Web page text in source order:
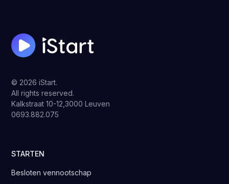
STARTEN
Besloten vennootschap
© 2026 iStart.
All rights reserved.
Kalkstraat 10-12,3000 Leuven
0693.882.075